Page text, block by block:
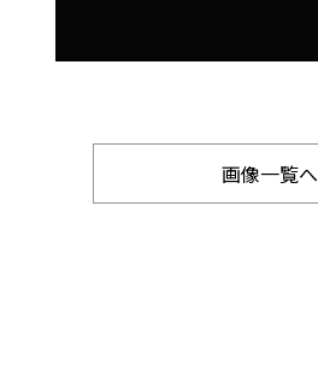
画像一覧へ